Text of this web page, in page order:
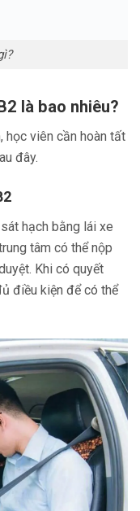
là bao nhiêu?
học viên cần hoàn tất
đây.
hạch bằng lái xe
tâm có thể nộp
Khi có quyết
điều kiện để có thể